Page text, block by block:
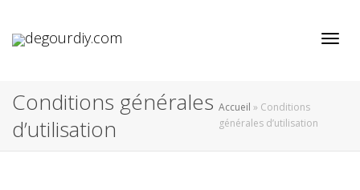
Conditions générales
d’utilisation
Accueil » Conditions
générales d’utilisation